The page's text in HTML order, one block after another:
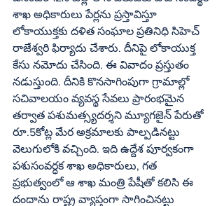
శాఖ అధికారులు పేర్లను ప్రస్తావిస్తూ
లోకాయుక్తకు దళిత సంఘాల ప్రతినిధి సిహెచ్‌
రాజేశ్వరి ఫిర్యాదు చేశారు. దీనిపై లోకాయుక్త
కేసు నమోదు చేసింది. ఈ వివాదం ప్రస్తుతం
నడుస్తుంది. దీనికి కొనసాగింపుగా గ్రామాల్లో
సచివాలయం వ్యవస్థ సేవలు ప్రారంభమైన
తర్వాత పశుమత్స్యదర్శని మ్యూగజైన్‌ పేరుతో
రూ.5కోట్ల మేర అక్రమాలకు పాల్పడినట్టు
వెలుగులోకి వచ్చింది. ఇది ఉద్దేశ పూర్వకంగా
పశుసంవర్ధక శాఖ అధికారులు, గత
ప్రభుత్వంలో ఆ శాఖ మంత్రి పేషీతో కలిసి ఈ
దందాను రాష్ట్ర వ్యాప్తంగా సాగించినట్టు